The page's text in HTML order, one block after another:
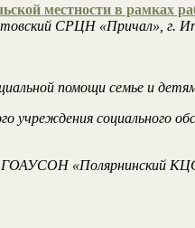
местности в рамках
СРЦН «Причал», г.
помощи семье и детям
учреждения
«Полярнинский